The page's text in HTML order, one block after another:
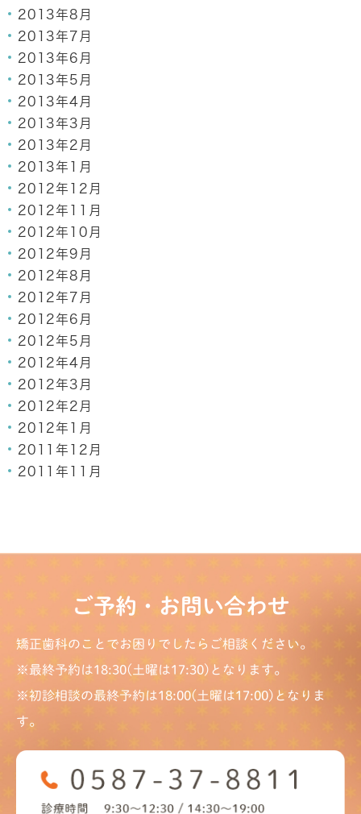
2013年8月
2013年7月
2013年6月
2013年5月
2013年4月
2013年3月
2013年2月
2013年1月
2012年12月
2012年11月
2012年10月
2012年9月
2012年8月
2012年7月
2012年6月
2012年5月
2012年4月
2012年3月
2012年2月
2012年1月
2011年12月
2011年11月
ご予約・お問い合わせ
矯正歯科のことでお困りでしたらご相談ください。
※最終予約は18:30(土曜は17:30)となります。
※初診相談の最終予約は18:00(土曜は17:00)となりま
す。